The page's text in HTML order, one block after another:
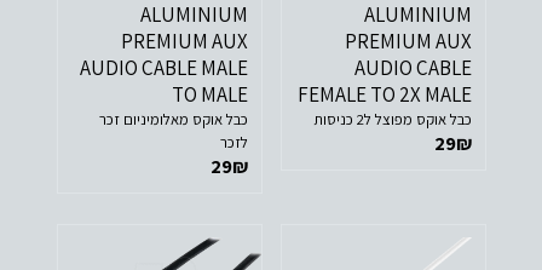
ALUMINIUM
PREMIUM AUX
AUDIO CABLE
FEMALE TO 2X MALE
כבל אוקס מפוצל ל2 כניסות
29₪
ALUMINIUM
PREMIUM AUX
AUDIO CABLE MALE
TO MALE
כבל אוקס מאלומיניום זכר
לזכר
29₪